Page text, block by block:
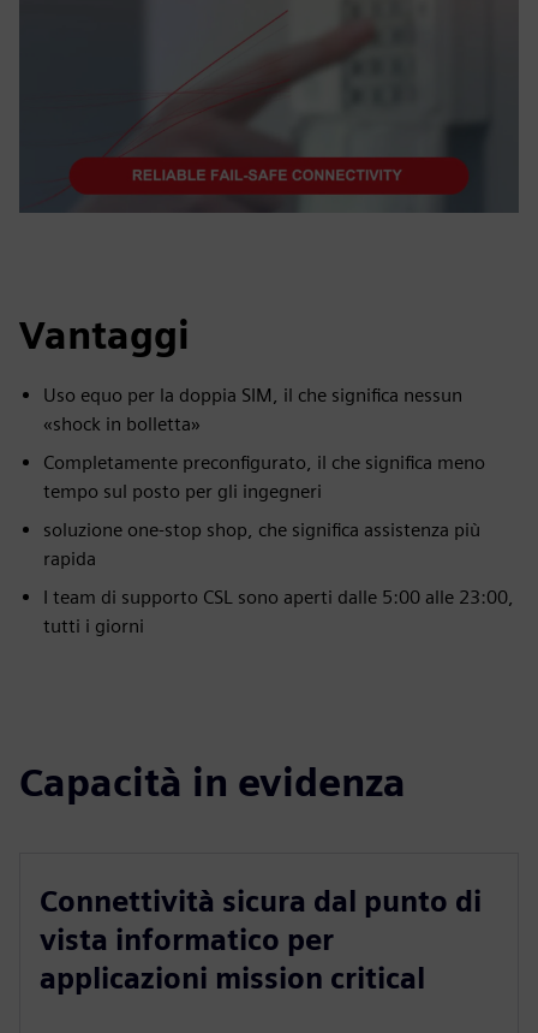
Vantaggi
Uso equo per la doppia SIM, il che significa nessun
«shock in bolletta»
Completamente preconfigurato, il che significa meno
tempo sul posto per gli ingegneri
soluzione one-stop shop, che significa assistenza più
rapida
I team di supporto CSL sono aperti dalle 5:00 alle 23:00,
tutti i giorni
Capacità in evidenza
Connettività sicura dal punto di
vista informatico per
applicazioni mission critical